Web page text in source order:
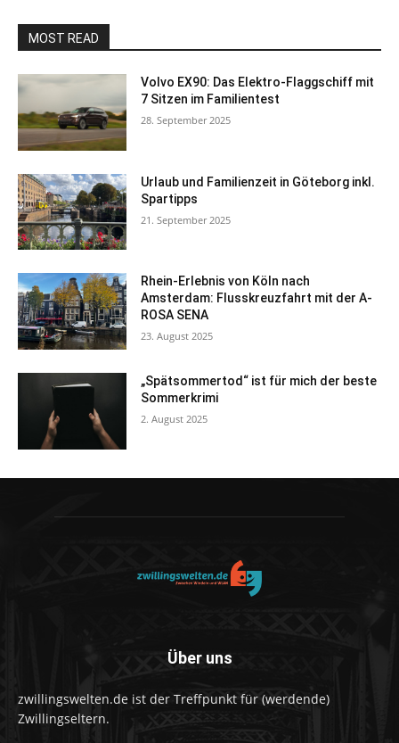
MOST READ
Volvo EX90: Das Elektro-Flaggschiff mit
7 Sitzen im Familientest
28. September 2025
Urlaub und Familienzeit in Göteborg inkl.
Spartipps
21. September 2025
Rhein-Erlebnis von Köln nach
Amsterdam: Flusskreuzfahrt mit der A-
ROSA SENA
23. August 2025
„Spätsommertod“ ist für mich der beste
Sommerkrimi
2. August 2025
Über uns
zwillingswelten.de ist der Treffpunkt für (werdende)
Zwillingseltern.